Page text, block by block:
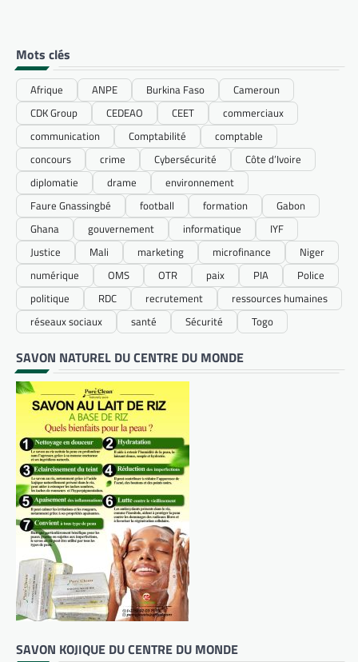
Mots clés
Afrique ANPE Burkina Faso
Cameroun
CDK Group
CEDEAO CEET
commerciaux
communication
Comptabilité
comptable
concours
crime Cybersécurité
Côte d’Ivoire
diplomatie
drame
environnement
Faure Gnassingbé
football formation
Gabon
Ghana
gouvernement informatique
IYF
Justice
Mali marketing microfinance
Niger
numérique
OMS OTR paix PIA
Police
politique
RDC recrutement
ressources humaines
réseaux sociaux
santé Sécurité Togo
SAVON NATUREL DU CENTRE DU MONDE
SAVON KOJIQUE DU CENTRE DU MONDE